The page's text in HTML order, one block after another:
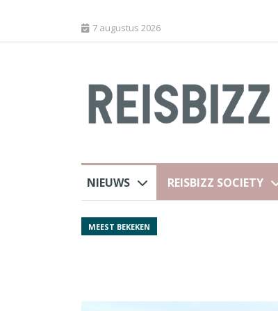
7 augustus 2026
NIEUWS REISBIZZ SOCIETY
MEEST BEKEKEN
Spaans